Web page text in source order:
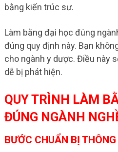
bằng kiến trúc sư.
Làm bằng đại học đúng
đúng quy định này. Bạn
cho ngành y dược. Điều này
dễ bị phát hiện.
QUY TRÌNH LÀM
ĐÚNG NGÀNH
BƯỚC CHUẨN BỊ